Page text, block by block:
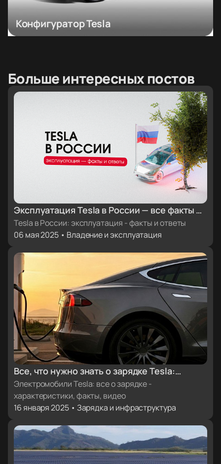
Конфигуратор Tesla
Больше интересных постов
Эксплуатация Tesla в России — все факты и
ответы
Tesla в России: эксплуатация - факты и ответы
06 мая 2025 • Владение и эксплуатация
Все, что нужно знать о зарядке Tesla:
характеристики, факты, видеоинструкции
Электромобили Tesla: все о зарядке -
характеристики, факты, видео
16 января 2025 • Зарядка и инфраструктура